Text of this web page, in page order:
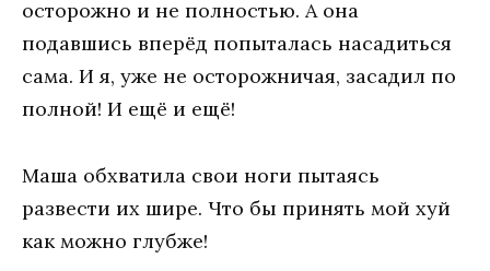
осторожно и не полностью. А она
подавшись вперёд попыталась насадиться
сама. И я, уже не осторожничая, засадил по
полной! И ещё и ещё!
Маша обхватила свои ноги пытаясь
развести их шире. Что бы принять мой хуй
как можно глубже!